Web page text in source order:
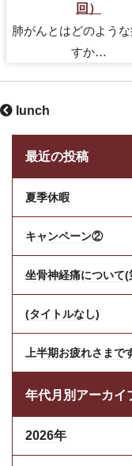
回）
肺がんとはどのよう
すか…
lunch
最近の投稿
夏季休暇
キャンペーン②
坐骨神経痛について(
(タイトルなし)
上半期お疲れさま
年代月別アーカイ
2026年